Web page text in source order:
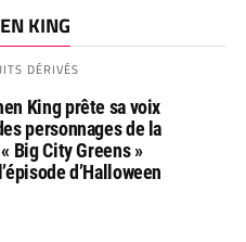
KING
DÉRIVÉS
King prête sa voix
personnages de la
Big City Greens »
d’Halloween